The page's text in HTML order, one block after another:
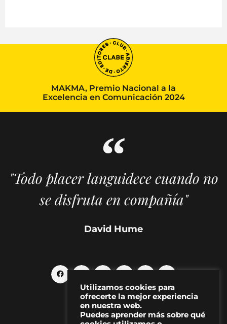
MAKMA, Premio Nacional a la
Excelencia en Comunicación 2024
"Todo placer languidece cuando no
se disfruta en compañía"
David Hume
Utilizamos cookies para
ofrecerte la mejor experiencia
en nuestra web.
Puedes aprender más sobre qué